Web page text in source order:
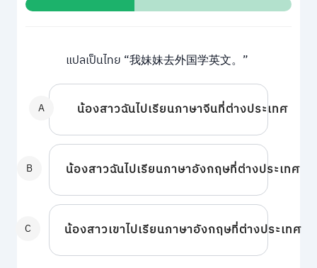
แปลเป็นไทย “我妹妹去外国学英文。”
A น้องสาวฉันไปเรียนภาษาจีนที่ต่างประเทศ
B น้องสาวฉันไปเรียนภาษาอังกฤษที่ต่างประเทศ
C น้องสาวเขาไปเรียนภาษาอังกฤษที่ต่างประเทศ